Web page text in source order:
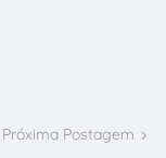
Próxima Postagem